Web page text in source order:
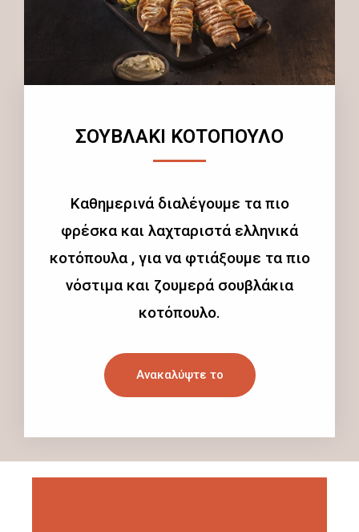
ΣΟΥΒΛΑΚΙ ΚΟΤΟΠΟΥΛΟ
Καθημερινά διαλέγουμε τα πιο
φρέσκα και λαχταριστά ελληνικά
κοτόπουλα , για να φτιάξουμε τα πιο
νόστιμα και ζουμερά σουβλάκια
κοτόπουλο.
Ανακαλύψτε το